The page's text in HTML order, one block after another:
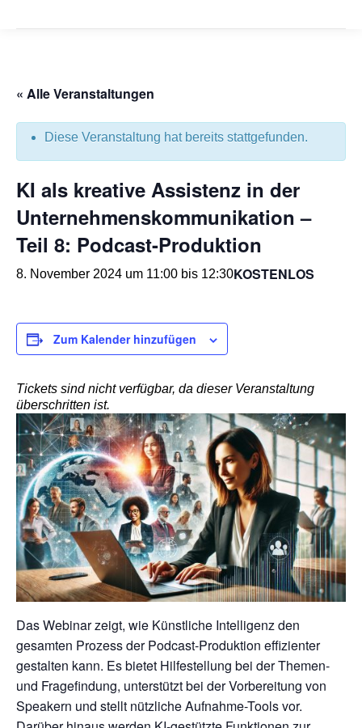
« Alle Veranstaltungen
Diese Veranstaltung hat bereits stattgefunden.
KI als kreative Assistenz in der
Unternehmenskommunikation –
Teil 8: Podcast-Produktion
8. November 2024 um 11:00 bis 12:30KOSTENLOS
Das Webinar zeigt, wie Künstliche Intelligenz den
gesamten Prozess der Podcast-Produktion effizienter
gestalten kann. Es bietet Hilfestellung bei der Themen-
und Fragefindung, unterstützt bei der Vorbereitung von
Speakern und stellt nützliche Aufnahme-Tools vor.
Zum Kalender hinzufügen
Tickets sind nicht verfügbar, da dieser Veranstaltung
überschritten ist.